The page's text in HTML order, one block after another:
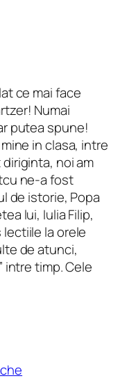
ce mai face
Numai
putea spune!
in clasa, intre
noi am
ne-a fost
de istorie, Popa
lui, Iulia Filip,
la orele
de atunci,
intre timp. Cele